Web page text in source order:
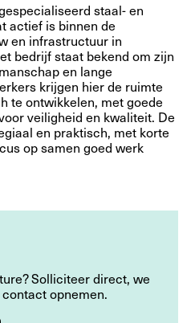
staal- en
actief is binnen de
en infrastructuur in
bedrijf staat bekend om zijn
en lange
krijgen hier de ruimte
te ontwikkelen, met goede
veiligheid en kwaliteit. De
en praktisch, met korte
op samen goed werk
Solliciteer direct, we
opnemen.